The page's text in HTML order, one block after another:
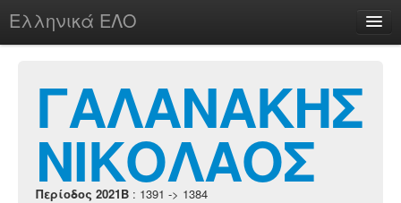
Ελληνικά ΕΛΟ
chesstu.be @ discord
Login
ΓΑΛΑΝΑΚΗΣ
ΝΙΚΟΛΑΟΣ
Περίοδος 2021B : 1391 -> 1384